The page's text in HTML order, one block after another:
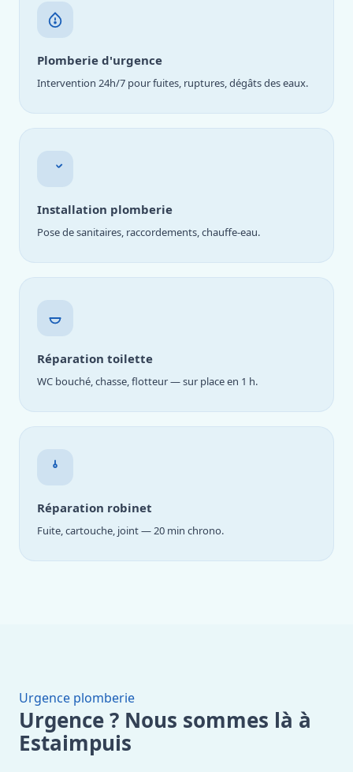
Plomberie d'urgence
Intervention 24h/7 pour fuites, ruptures, dégâts des eaux.
Installation plomberie
Pose de sanitaires, raccordements, chauffe-eau.
Réparation toilette
WC bouché, chasse, flotteur — sur place en 1 h.
Réparation robinet
Fuite, cartouche, joint — 20 min chrono.
Urgence plomberie
Urgence ? Nous sommes là à
Estaimpuis